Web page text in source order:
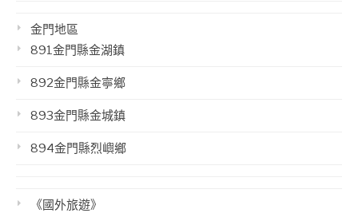
金門地區
891金門縣金湖鎮
892金門縣金寧鄉
893金門縣金城鎮
894金門縣烈嶼鄉
《國外旅遊》